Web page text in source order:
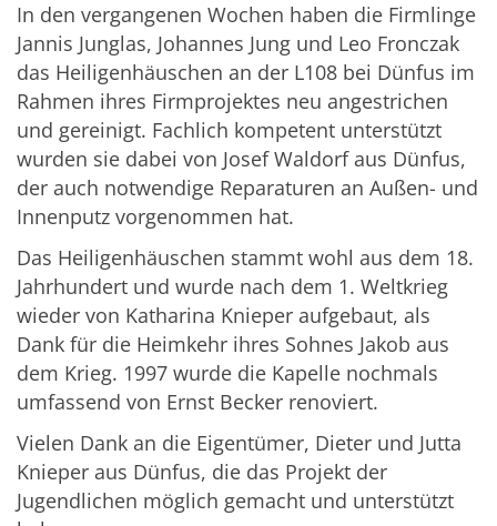
In den vergangenen Wochen haben die Firmlinge
Jannis Junglas, Johannes Jung und Leo Fronczak
das Heiligenhäuschen an der L108 bei Dünfus im
Rahmen ihres Firmprojektes neu angestrichen
und gereinigt. Fachlich kompetent unterstützt
wurden sie dabei von Josef Waldorf aus Dünfus,
der auch notwendige Reparaturen an Außen- und
Innenputz vorgenommen hat.
Das Heiligenhäuschen stammt wohl aus dem 18.
Jahrhundert und wurde nach dem 1. Weltkrieg
wieder von Katharina Knieper aufgebaut, als
Dank für die Heimkehr ihres Sohnes Jakob aus
dem Krieg. 1997 wurde die Kapelle nochmals
umfassend von Ernst Becker renoviert.
Vielen Dank an die Eigentümer, Dieter und Jutta
Knieper aus Dünfus, die das Projekt der
Jugendlichen möglich gemacht und unterstützt